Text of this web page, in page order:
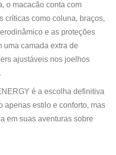
o macacão conta com
críticas como coluna, braços,
e as proteções
uma camada extra de
ajustáveis nos joelhos
é a escolha definitiva
apenas estilo e conforto, mas
em suas aventuras sobre